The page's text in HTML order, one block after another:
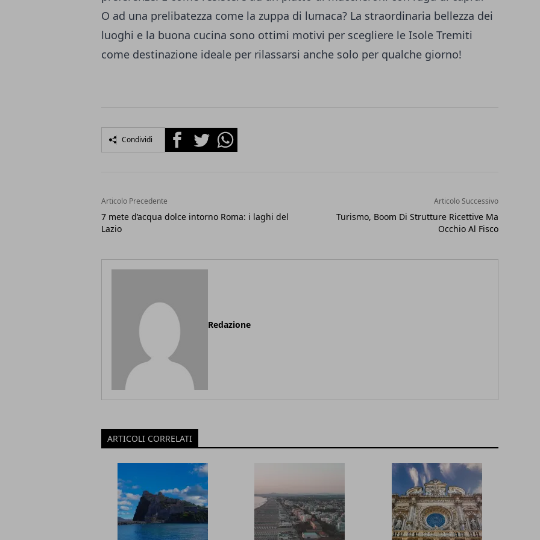
O ad una prelibatezza come la zuppa di lumaca? La straordinaria bellezza dei
luoghi e la buona cucina sono ottimi motivi per scegliere le Isole Tremiti
come destinazione ideale per rilassarsi anche solo per qualche giorno!
Condividi FacebookTwitterWhatsapp
Articolo Precedente
7 mete d’acqua dolce intorno Roma: i laghi del
Lazio
Articolo Successivo
Turismo, Boom Di Strutture Ricettive Ma
Occhio Al Fisco
Redazione
ARTICOLI CORRELATI